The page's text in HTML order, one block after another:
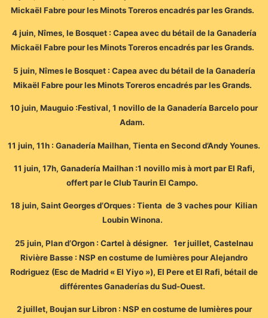
Mickaël Fabre pour les Minots Toreros encadrés par les Grands.
4 juin, Nîmes, le Bosquet : Capea avec du bétail de la Ganadería
Mickaël Fabre pour les Minots Toreros encadrés par les Grands.
5 juin, Nîmes le Bosquet : Capea avec du bétail de la Ganadería
Mikaël Fabre pour les Minots Toreros encadrés par les Grands.
10 juin, Mauguio :Festival, 1 novillo de la Ganadería Barcelo pour
Adam.
11 juin, 11h : Ganadería Mailhan, Tienta en Second d’Andy Younes.
11 juin, 17h, Ganadería Mailhan :1 novillo mis à mort par El Rafi,
offert par le Club Taurin El Campo.
18 juin, Saint Georges d’Orques : Tienta de 3 vaches pour Kilian
Loubin Winona.
25 juin, Plan d’Orgon : Cartel à désigner. 1er juillet, Castelnau
Rivière Basse : NSP en costume de lumières pour Alejandro
Rodriguez (Esc de Madrid « El Yiyo »), El Pere et El Rafi, bétail de
différentes Ganaderías du Sud-Ouest.
2 juillet, Boujan sur Libron : NSP en costume de lumières pour